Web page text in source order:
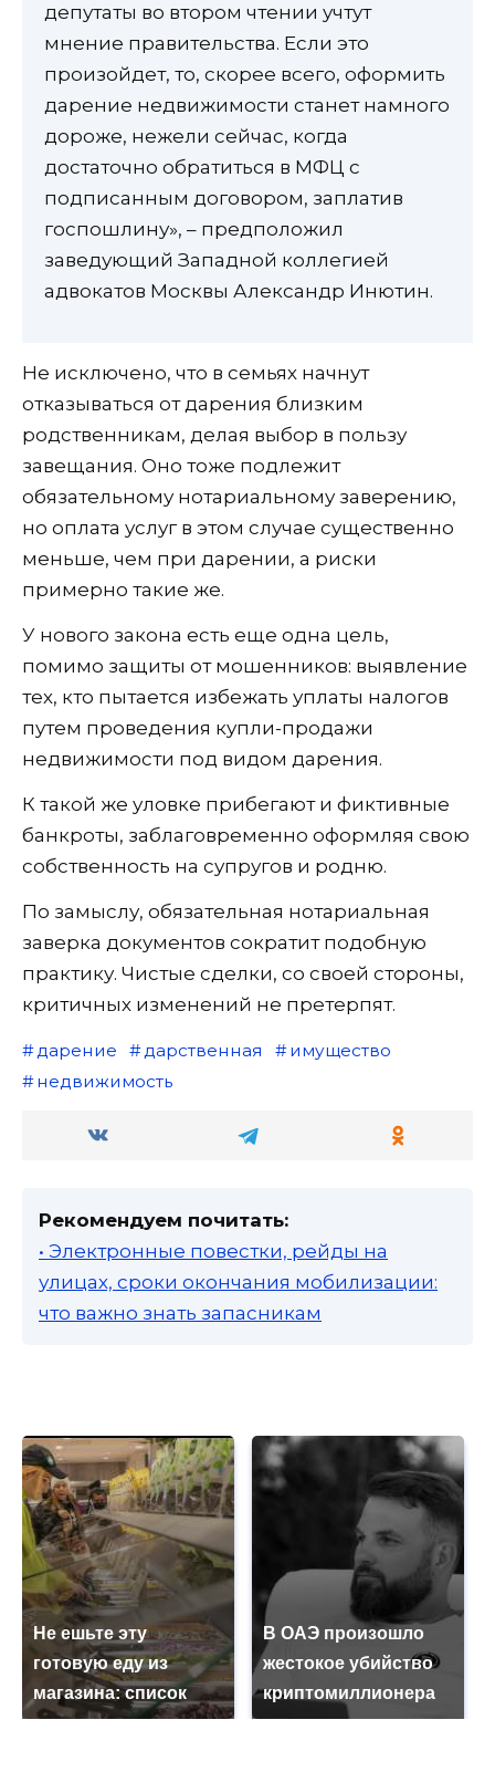
депутаты во втором чтении учтут
мнение правительства. Если это
произойдет, то, скорее всего, оформить
дарение недвижимости станет намного
дороже, нежели сейчас, когда
достаточно обратиться в МФЦ с
подписанным договором, заплатив
госпошлину», – предположил
заведующий Западной коллегией
адвокатов Москвы Александр Инютин.
Не исключено, что в семьях начнут
отказываться от дарения близким
родственникам, делая выбор в пользу
завещания. Оно тоже подлежит
обязательному нотариальному заверению,
но оплата услуг в этом случае существенно
меньше, чем при дарении, а риски
примерно такие же.
У нового закона есть еще одна цель,
помимо защиты от мошенников: выявление
тех, кто пытается избежать уплаты налогов
путем проведения купли-продажи
недвижимости под видом дарения.
К такой же уловке прибегают и фиктивные
банкроты, заблаговременно оформляя свою
собственность на супругов и родню.
По замыслу, обязательная нотариальная
заверка документов сократит подобную
практику. Чистые сделки, со своей стороны,
критичных изменений не претерпят.
дарение дарственная
имущество
недвижимость
Рекомендуем почитать:
• Электронные повестки, рейды на
улицах, сроки окончания мобилизации:
что важно знать запасникам
Не ешьте эту
готовую еду из
магазина: список
В ОАЭ произошло
жестокое убийство
криптомиллионера